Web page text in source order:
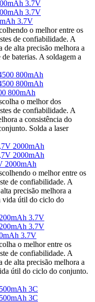
3.7V
o melhor entre os
de confiabilidade. A
de alta precisão melhora a
baterias. A soldagem a
800mAh
o melhor dos
de confiabilidade. A
a consistência do
Solda a laser
2000mAh
o melhor entre os
de confiabilidade. A
precisão melhora a
vida útil do ciclo do
3.7V
o melhor entre os
de confiabilidade. A
de alta precisão melhora a
útil do ciclo do conjunto.